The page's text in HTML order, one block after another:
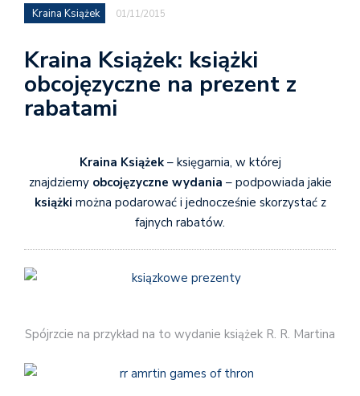
Kraina Książek 01/11/2015
Kraina Książek: książki
obcojęzyczne na prezent z
rabatami
Kraina Książek – księgarnia, w której
znajdziemy obcojęzyczne wydania – podpowiada jakie
książki można podarować i jednocześnie skorzystać z
fajnych rabatów.
Spójrzcie na przykład na to wydanie książek R. R. Martina